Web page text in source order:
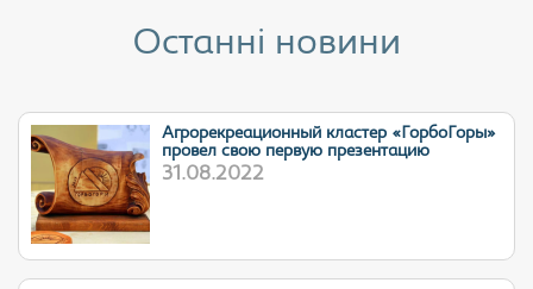
Останні новини
Агрорекреационный кластер «ГорбоГоры»
провел свою первую презентацию
31.08.2022